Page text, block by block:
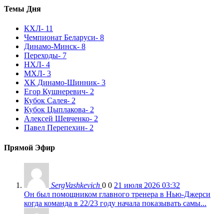
Темы Дня
КХЛ- 11
Чемпионат Беларуси- 8
Динамо-Минск- 8
Переходы- 7
НХЛ- 4
МХЛ- 3
ХК Динамо-Шинник- 3
Егор Кушнеревич- 2
Кубок Салея- 2
Кубок Цыплакова- 2
Алексей Шевченко- 2
Павел Перепехин- 2
Прямой Эфир
SergVashkevich 0 0 21 июля 2026 03:32
Он был помощником главного тренера в Нью-Джерси
когда команда в 22/23 году начала показывать самы...